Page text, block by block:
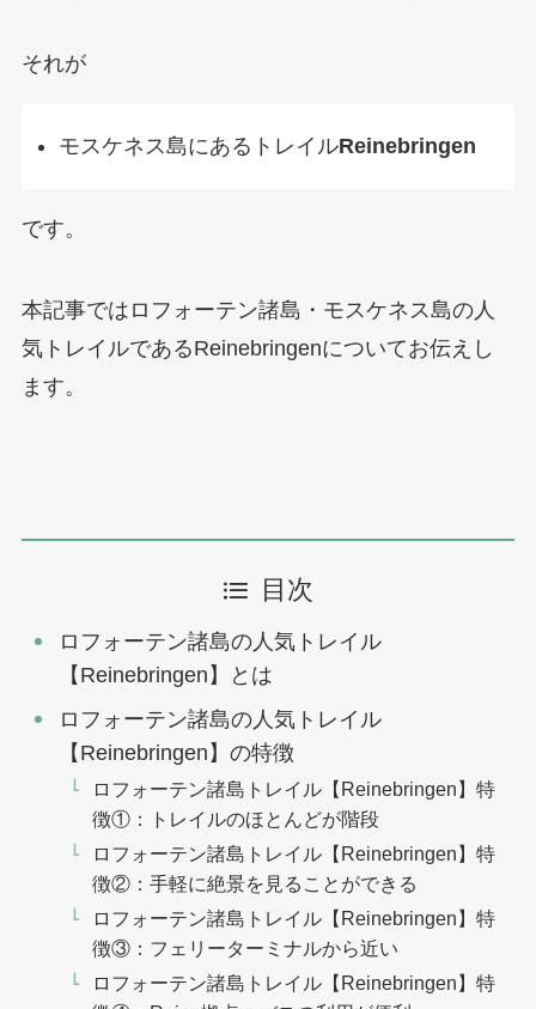
それが
モスケネス島にあるトレイルReinebringen
です。
本記事ではロフォーテン諸島・モスケネス島の人
気トレイルであるReinebringenについてお伝えし
ます。
目次
ロフォーテン諸島の人気トレイル
【Reinebringen】とは
ロフォーテン諸島の人気トレイル
【Reinebringen】の特徴
ロフォーテン諸島トレイル【Reinebringen】特
徴①：トレイルのほとんどが階段
ロフォーテン諸島トレイル【Reinebringen】特
徴②：手軽に絶景を見ることができる
ロフォーテン諸島トレイル【Reinebringen】特
徴③：フェリーターミナルから近い
ロフォーテン諸島トレイル【Reinebringen】特